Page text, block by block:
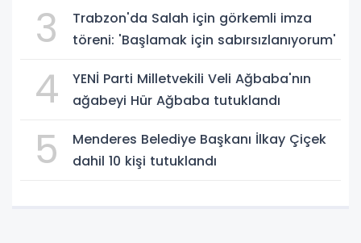
3
Trabzon'da Salah için görkemli imza
töreni: 'Başlamak için sabırsızlanıyorum'
4
YENİ Parti Milletvekili Veli Ağbaba'nın
ağabeyi Hür Ağbaba tutuklandı
5
Menderes Belediye Başkanı İlkay Çiçek
dahil 10 kişi tutuklandı